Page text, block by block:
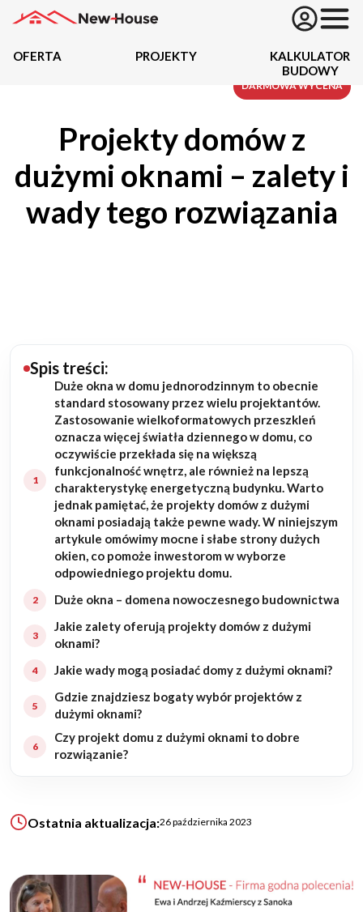
Działki
Kredyty
Budowa domu
Rezydencje
Rozbudowa
Remonty
Budynki biurowe
Realizacje
Referencje
Filmy
Ogrody
O NAS
KONAKT
ZAPISZ SIĘ
OFERTA PROJEKTY
KALKULATOR
BUDOWY
Projekty domów z
dużymi oknami – zalety i
wady tego rozwiązania
Spis treści:
Duże okna w domu jednorodzinnym to obecnie
standard stosowany przez wielu projektantów.
Zastosowanie wielkoformatowych przeszkleń
oznacza więcej światła dziennego w domu, co
oczywiście przekłada się na większą
funkcjonalność wnętrz, ale również na lepszą
charakterystykę energetyczną budynku. Warto
jednak pamiętać, że projekty domów z dużymi
oknami posiadają także pewne wady. W niniejszym
artykule omówimy mocne i słabe strony dużych
okien, co pomoże inwestorom w wyborze
odpowiedniego projektu domu.
Duże okna – domena nowoczesnego budownictwa
Jakie zalety oferują projekty domów z dużymi
oknami?
Jakie wady mogą posiadać domy z dużymi oknami?
Gdzie znajdziesz bogaty wybór projektów z
dużymi oknami?
Czy projekt domu z dużymi oknami to dobre
rozwiązanie?
Ostatnia aktualizacja:26 października 2023
DARMOWA WYCENA